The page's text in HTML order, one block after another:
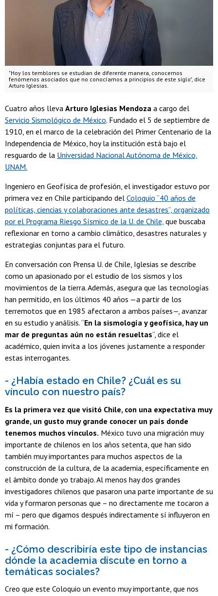
"Hoy los temblores se estudian de diferente manera, conocemos
fenómenos asociados que no conocíamos a principios de este siglo", dice
Arturo Iglesias.
Cuatro años lleva Arturo Iglesias Mendoza a cargo del
Servicio Sismológico de México. Fundado el 5 de septiembre de
1910, en el marco de la celebración del Primer Centenario de la
Independencia de México, hoy la institución está bajo el
resguardo de la Universidad Nacional Autónoma de México,
UNAM.
Ingeniero en Geofísica de profesión, el investigador estuvo por
primera vez en Chile participando del Coloquio “40 años de
políticas, ciencias y colaboraciones ante desastres”, organizado
por el Programa Riesgo Sísmico de la U. de Chile, que buscaba
reflexionar en torno a cambio climático, desastres naturales y
estrategias conjuntas para el futuro.
En conversación con Prensa U. de Chile, Iglesias se describe
como un apasionado por el estudio de los sismos y los
movimientos de la tierra. Además, asegura que las tecnologías
han permitido, en los últimos 40 años —a partir de los
terremotos que en 1985 afectaron a ambos países—, avanzar
en su estudio y análisis. “En la sismología y geofísica, hay un
mar de preguntas aún no están resueltas”, dice el
académico, quien invita a los jóvenes justamente a responder
estas interrogantes.
- ¿Había estado en Chile? ¿Cuál es su
vínculo con nuestro país?
Es la primera vez que visitó Chile, con una expectativa muy
grande, un gusto muy grande conocer un país donde
tenemos muchos vínculos. México tuvo una migración muy
importante de chilenos en los años setenta, que han sido
también muy importantes para muchos aspectos de la
construcción de la cultura, de la academia, específicamente en
el ámbito donde yo trabajo. Al menos hay dos grandes
investigadores chilenos que pasaron una parte importante de su
vida y formaron personas que – no directamente me tocaron a
mí – pero que digamos después indirectamente sí influyeron en
mi formación.
- ¿Cómo describiría este tipo de instancias
dónde la academia discute en torno a
temáticas sociales?
Creo que este Coloquio un evento muy importante, que nos